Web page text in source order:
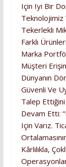
Için Iyi Bir
Tekerlekli
Farklı
Marka
Müşteri
Dünyanın
Güvenli Ve
Talep
Devam Etti:
Için Varız.
Kârlılıkla,